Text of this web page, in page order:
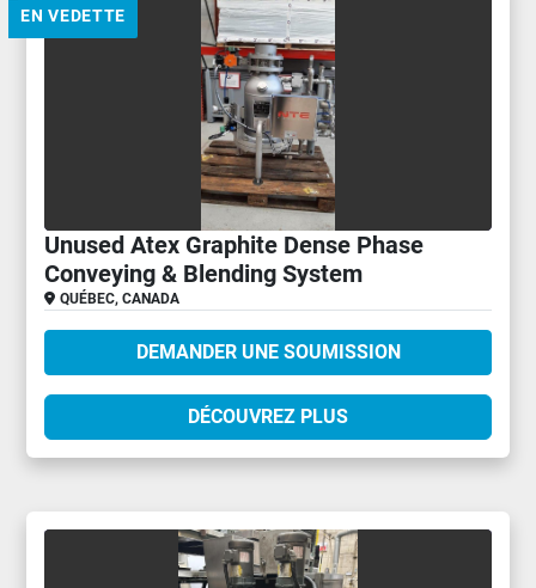
EN VEDETTE
Unused Atex Graphite Dense Phase
Conveying & Blending System
QUÉBEC, CANADA
DEMANDER UNE SOUMISSION
DÉCOUVREZ PLUS